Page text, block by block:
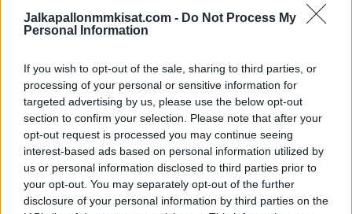
Jalkapallonmmkisat.com - Do Not Process My
Personal Information
If you wish to opt-out of the sale, sharing to third parties, or
processing of your personal or sensitive information for
targeted advertising by us, please use the below opt-out
section to confirm your selection. Please note that after your
opt-out request is processed you may continue seeing
interest-based ads based on personal information utilized by
us or personal information disclosed to third parties prior to
your opt-out. You may separately opt-out of the further
disclosure of your personal information by third parties on the